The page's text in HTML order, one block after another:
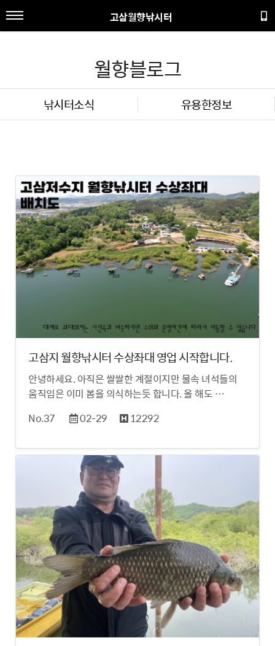
고삼월향낚시터
월향블로그
낚시터소식 유용한정보
고삼지 월향낚시터 수상좌대 영업 시작합니다.
안녕하세요. 아직은 쌀쌀한 계절이지만 물속 녀석들의
움직임은 이미 봄을 의식하는듯 합니다. 올 해도 …
No.37
02-29 12292